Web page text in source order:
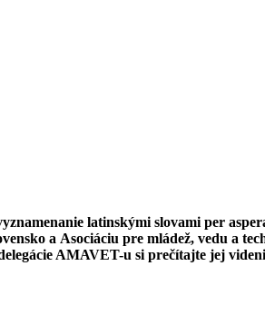
latinskými slovami per
a Asociáciu pre mládež, vedu a
AMAVET-u si prečítajte jej